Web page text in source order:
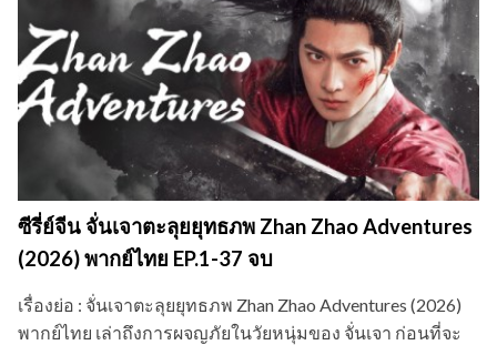
ซีรี่ย์จีน จั่นเจาตะลุยยุทธภพ Zhan Zhao Adventures
(2026) พากย์ไทย EP.1-37 จบ
เรื่องย่อ : จั่นเจาตะลุยยุทธภพ Zhan Zhao Adventures (2026)
พากย์ไทย เล่าถึงการผจญภัยในวัยหนุ่มของ จั่นเจา ก่อนที่จะ